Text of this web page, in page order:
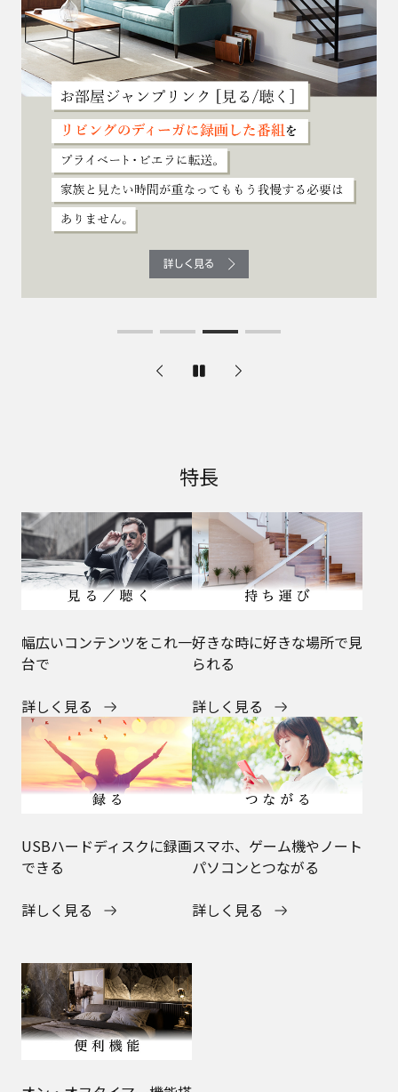
特長
幅広いコンテンツをこれ一
台で
詳しく見る
好きな時に好きな場所で見
られる
詳しく見る
USBハードディスクに録画
できる
詳しく見る
スマホ、ゲーム機やノート
パソコンとつながる
詳しく見る